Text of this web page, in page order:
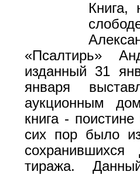
Книга,
«Псалтирь»
изданный 31
января
аукционным
книга ‑
сих пор было
тиража.